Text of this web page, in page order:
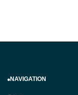
NAVIGATION